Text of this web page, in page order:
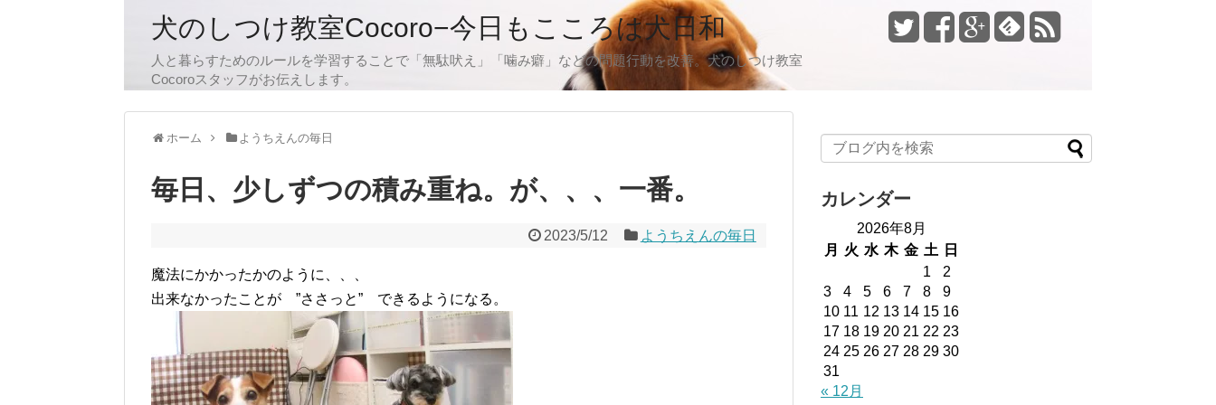
犬のしつけ教室Cocoro−今日もこころは犬日和
人と暮らすためのルールを学習することで「無駄吠え」「噛み癖」などの問題行動を改善。犬のしつけ教室
Cocoroスタッフがお伝えします。
ホーム ようちえんの毎日
毎日、少しずつの積み重ね。が、、、一番。
2023/5/12 ようちえんの毎日
魔法にかかったかのように、、、
出来なかったことが ”ささっと” できるようになる。
カレンダー
2026年8月
月
火 水 木 金 土
日
1
2
3
4 5 6 7 8
9
10 11 12 13 14 15 16
17 18 19 20 21 22 23
24 25 26 27 28 29 30
31
« 12月